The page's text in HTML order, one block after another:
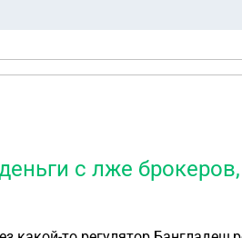
с лже брокеров,